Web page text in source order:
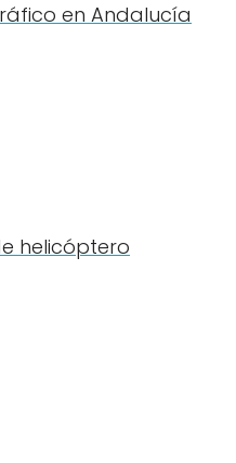
en Andalucía
helicóptero